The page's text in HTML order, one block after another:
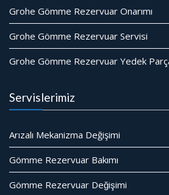
Grohe Gömme Rezervuar Onarımı
Grohe Gömme Rezervuar Servisi
Grohe Gömme Rezervuar Yedek
Servislerimiz
Arızalı Mekanizma Değişimi
Gömme Rezervuar Bakımı
Gömme Rezervuar Değişimi